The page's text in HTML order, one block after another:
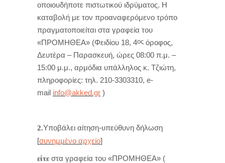
οποιουδήποτε πιστωτικού ιδρύματος. Η
καταβολή με τον προαναφερόμενο τρόπο
πραγματοποιείται στα γραφεία του
«ΠΡΟΜΗΘΕΑ» (Φειδίου 18, 4ος όροφος,
Δευτέρα – Παρασκευή, ώρες 08:00 π.μ. –
15:00 μ.μ., αρμόδια υπάλληλος κ. Τζιώτη,
πληροφορίες: τηλ. 210-3303310, e-
mail info@akked.gr )
2.Υποβάλει αίτηση-υπεύθυνη δήλωση
[συνημμένο αρχείο]
είτε στα γραφεία του «ΠΡΟΜΗΘΕΑ» (